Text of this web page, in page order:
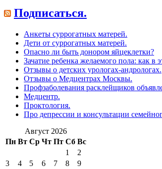
Подписаться.
Анкеты суррогатных матерей.
Дети от суррогатных матерей.
Опасно ли быть донором яйцеклетки?
Зачатие ребенка желаемого пола: как в
Отзывы о детских урологах-андрологах.
Отзывы о Медцентрах Москвы.
Профзаболевания расклейщиков
Медцентр.
Проктология.
Про депрессии и консультации
Август 2026
Пн Вт Ср Чт Пт Сб Вс
1
2
3
4 5 6 7 8
9